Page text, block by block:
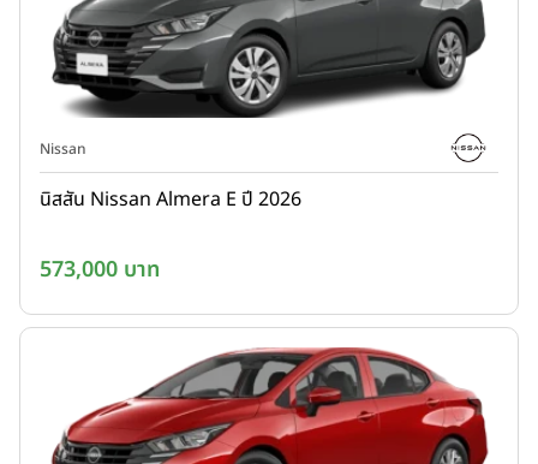
Nissan
นิสสัน Nissan Almera E ปี 2026
573,000 บาท